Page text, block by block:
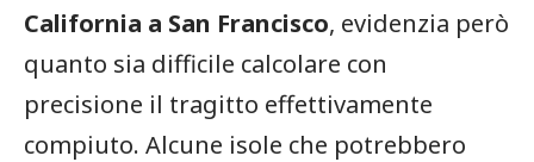
California a San Francisco, evidenzia però
quanto sia difficile calcolare con
precisione il tragitto effettivamente
compiuto. Alcune isole che potrebbero